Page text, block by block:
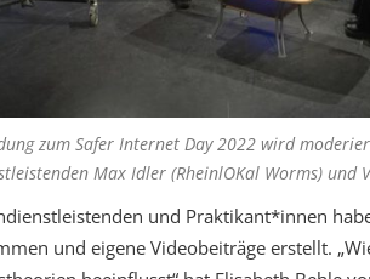
zum Safer Internet Day 2022 wird
Max Idler (RheinlOKal Worms) und
und Praktikant*innen
und eigene Videobeiträge erstellt.